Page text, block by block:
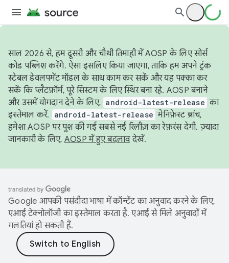
साल 2026 से, हम दूसरी और चौथी तिमाही में AOSP के लिए सोर्स
कोड पब्लिश करेंगे. ऐसा इसलिए किया जाएगा, ताकि हम अपने ट्रंक
स्टेबल डेवलपमेंट मॉडल के साथ काम कर सकें और यह पक्का कर
सकें कि प्लैटफ़ॉर्म, पूरे सिस्टम के लिए स्थिर बना रहे. AOSP बनाने
और उसमें योगदान देने के लिए, android-latest-release का
इस्तेमाल करें.
android-latest-release मेनिफ़ेस्ट ब्रांच,
हमेशा AOSP पर पुश की गई सबसे नई रिलीज़ का रेफ़रंस देगी. ज़्यादा
जानकारी के लिए, AOSP में हुए बदलावदेखें.
Google आपकी पसंदीदा भाषा में कॉन्टेंट का अनुवाद करने के लिए,
एआई टेक्नोलॉजी का इस्तेमाल करता है. एआई से मिले अनुवादों में
गलतियां हो सकती हैं.